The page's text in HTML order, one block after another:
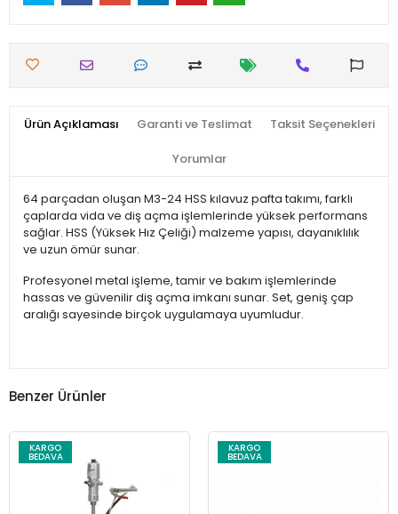
Ürün Açıklaması Garanti ve Teslimat Taksit Seçenekleri
Yorumlar
64 parçadan oluşan M3-24 HSS kılavuz pafta takımı, farklı
çaplarda vida ve diş açma işlemlerinde yüksek performans
sağlar. HSS (Yüksek Hız Çeliği) malzeme yapısı, dayanıklılık
ve uzun ömür sunar.
Profesyonel metal işleme, tamir ve bakım işlemlerinde
hassas ve güvenilir diş açma imkanı sunar. Set, geniş çap
aralığı sayesinde birçok uygulamaya uyumludur.
Benzer Ürünler
KARGO
BEDAVA
KARGO
BEDAVA